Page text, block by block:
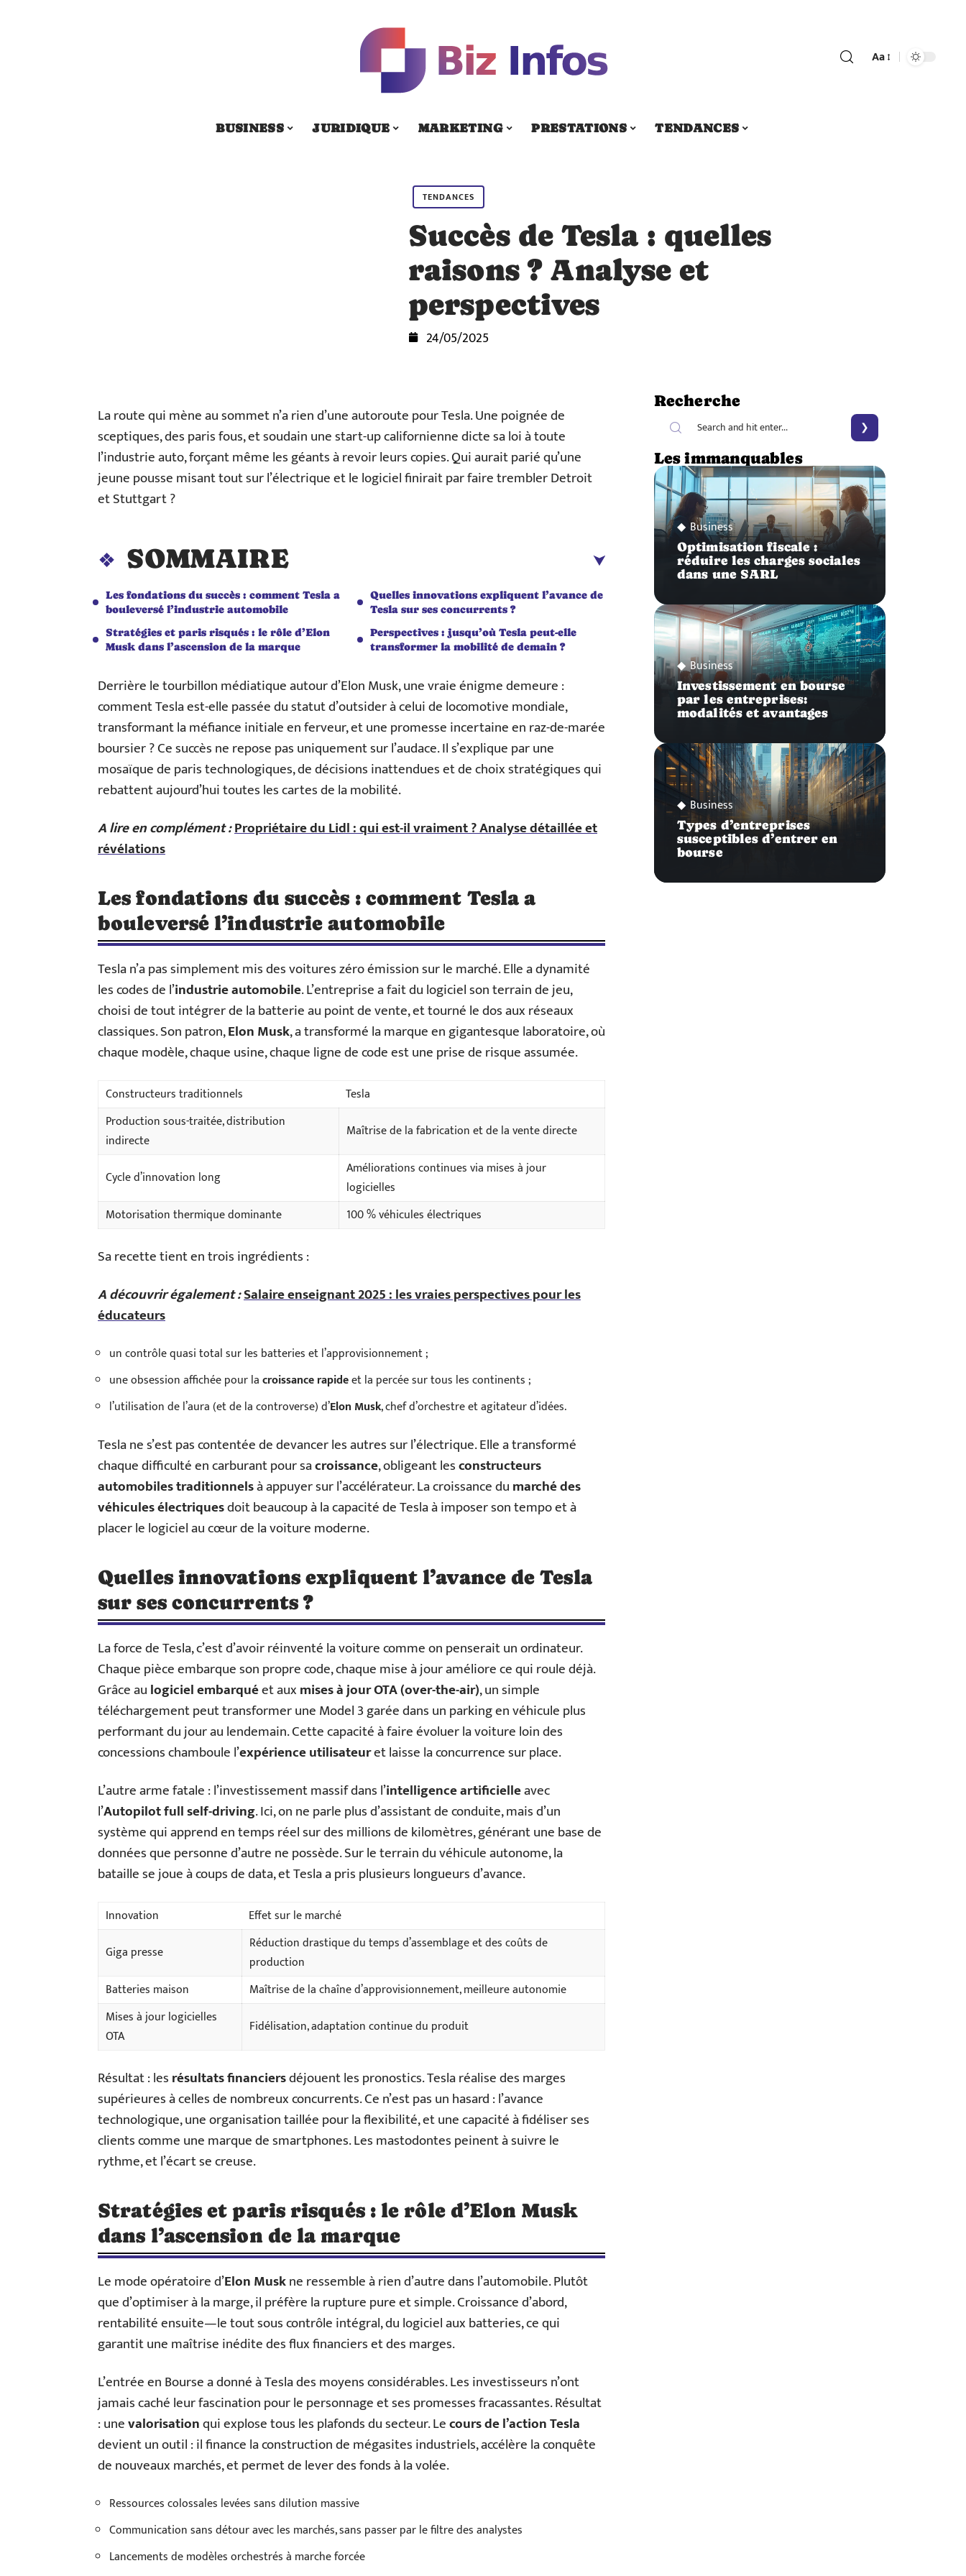
Aa
BUSINESS JURIDIQUE MARKETING PRESTATIONS TENDANCES
TENDANCES
Succès de Tesla : quelles
raisons ? Analyse et
perspectives
24/05/2025
La route qui mène au sommet n’a rien d’une autoroute pour Tesla. Une poignée de
sceptiques, des paris fous, et soudain une start-up californienne dicte sa loi à toute
l’industrie auto, forçant même les géants à revoir leurs copies. Qui aurait parié qu’une
jeune pousse misant tout sur l’électrique et le logiciel finirait par faire trembler Detroit
et Stuttgart ?
SOMMAIRE
Les fondations du succès : comment Tesla a
bouleversé l’industrie automobile
Quelles innovations expliquent l’avance de
Tesla sur ses concurrents ?
Stratégies et paris risqués : le rôle d’Elon
Musk dans l’ascension de la marque
Perspectives : jusqu’où Tesla peut-elle
transformer la mobilité de demain ?
Derrière le tourbillon médiatique autour d’Elon Musk, une vraie énigme demeure :
comment Tesla est-elle passée du statut d’outsider à celui de locomotive mondiale,
transformant la méfiance initiale en ferveur, et une promesse incertaine en raz-de-marée
boursier ? Ce succès ne repose pas uniquement sur l’audace. Il s’explique par une
mosaïque de paris technologiques, de décisions inattendues et de choix stratégiques qui
rebattent aujourd’hui toutes les cartes de la mobilité.
A lire en complément :Propriétaire du Lidl : qui est-il vraiment ? Analyse détaillée et
révélations
Les fondations du succès : comment Tesla a
bouleversé l’industrie automobile
Tesla n’a pas simplement mis des voitures zéro émission sur le marché. Elle a dynamité
les codes de l’industrie automobile. L’entreprise a fait du logiciel son terrain de jeu,
choisi de tout intégrer de la batterie au point de vente, et tourné le dos aux réseaux
classiques. Son patron,Elon Musk, a transformé la marque en gigantesque laboratoire, où
chaque modèle, chaque usine, chaque ligne de code est une prise de risque assumée.
Constructeurs traditionnels
Tesla
Production sous-traitée, distribution
indirecte
Maîtrise de la fabrication et de la vente directe
Cycle d’innovation long
Améliorations continues via mises à jour
logicielles
Motorisation thermique dominante
100 % véhicules électriques
Sa recette tient en trois ingrédients :
A découvrir également :Salaire enseignant 2025 : les vraies perspectives pour les
éducateurs
un contrôle quasi total sur les batteries et l’approvisionnement ;
une obsession affichée pour lacroissance rapideet la percée sur tous les continents ;
l’utilisation de l’aura (et de la controverse) d’Elon Musk, chef d’orchestre et agitateur d’idées.
Tesla ne s’est pas contentée de devancer les autres sur l’électrique. Elle a transformé
chaque difficulté en carburant pour sacroissance, obligeant lesconstructeurs
automobiles traditionnelsà appuyer sur l’accélérateur. La croissance dumarché des
véhicules électriquesdoit beaucoup à la capacité de Tesla à imposer son tempo et à
placer le logiciel au cœur de la voiture moderne.
Quelles innovations expliquent l’avance de Tesla
sur ses concurrents ?
La force de Tesla, c’est d’avoir réinventé la voiture comme on penserait un ordinateur.
Chaque pièce embarque son propre code, chaque mise à jour améliore ce qui roule déjà.
Grâce aulogiciel embarquéet auxmises à jour OTA (over-the-air), un simple
téléchargement peut transformer une Model 3 garée dans un parking en véhicule plus
performant du jour au lendemain. Cette capacité à faire évoluer la voiture loin des
concessions chamboule l’expérience utilisateuret laisse la concurrence sur place.
L’autre arme fatale : l’investissement massif dans l’intelligence artificielleavec
l’Autopilot full self-driving. Ici, on ne parle plus d’assistant de conduite, mais d’un
système qui apprend en temps réel sur des millions de kilomètres, générant une base de
données que personne d’autre ne possède. Sur le terrain du véhicule autonome, la
bataille se joue à coups de data, et Tesla a pris plusieurs longueurs d’avance.
Innovation
Effet sur le marché
Giga presse
Réduction drastique du temps d’assemblage et des coûts de
production
Batteries maison
Maîtrise de la chaîne d’approvisionnement, meilleure autonomie
Mises à jour logicielles
OTA
Fidélisation, adaptation continue du produit
Résultat : lesrésultats financiersdéjouent les pronostics. Tesla réalise des marges
supérieures à celles de nombreux concurrents. Ce n’est pas un hasard : l’avance
technologique, une organisation taillée pour la flexibilité, et une capacité à fidéliser ses
clients comme une marque de smartphones. Les mastodontes peinent à suivre le
rythme, et l’écart se creuse.
Stratégies et paris risqués : le rôle d’Elon Musk
dans l’ascension de la marque
Le mode opératoire d’Elon Muskne ressemble à rien d’autre dans l’automobile. Plutôt
que d’optimiser à la marge, il préfère la rupture pure et simple. Croissance d’abord,
rentabilité ensuite—le tout sous contrôle intégral, du logiciel aux batteries, ce qui
garantit une maîtrise inédite des flux financiers et des marges.
L’entrée en Bourse a donné à Tesla des moyens considérables. Les investisseurs n’ont
jamais caché leur fascination pour le personnage et ses promesses fracassantes. Résultat
: unevalorisationqui explose tous les plafonds du secteur. Lecours de l’action Tesla
devient un outil : il finance la construction de mégasites industriels, accélère la conquête
de nouveaux marchés, et permet de lever des fonds à la volée.
Ressources colossales levées sans dilution massive
Communication sans détour avec les marchés, sans passer par le filtre des analystes
Lancements de modèles orchestrés à marche forcée
Recherche
Les immanquables
Business
Optimisation fiscale :
réduire les charges sociales
dans une SARL
Business
Investissement en bourse
par les entreprises:
modalités et avantages
Business
Types d’entreprises
susceptibles d’entrer en
bourse